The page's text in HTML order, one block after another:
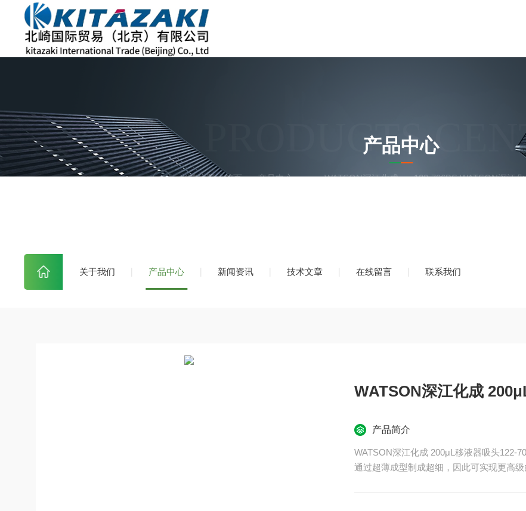
关于我们 产品中心 新闻资讯 技术文章 在线留言 联系我们
PRODUCTS
产品中心
当前位置：首页 产品中心 WATSON深江化成 122-706BS.WATSON深江
WATSON深江化成
产品简介
WATSON深江化成 200μL移液器吸头122-
通过超薄成型制成超细，因此可实现更高